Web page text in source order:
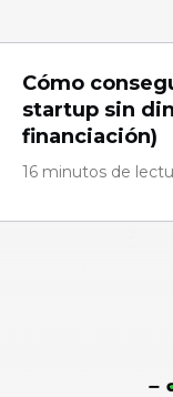
Cómo
startup sin
financiación)
16 minutos de